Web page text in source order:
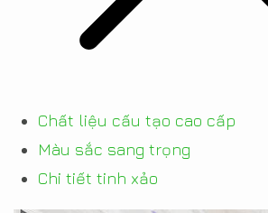
Chất liệu cấu tạo cao cấp
Màu sắc sang trọng
Chi tiết tinh xảo